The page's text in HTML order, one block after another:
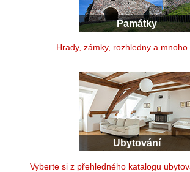
Památky
Hrady, zámky, rozhledny a mnoho
Ubytování
Vyberte si z přehledného katalogu